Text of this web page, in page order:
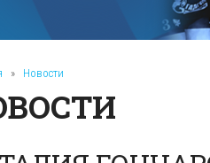
» Новости